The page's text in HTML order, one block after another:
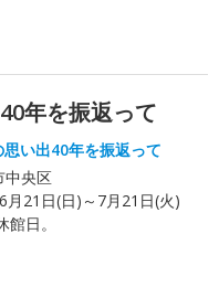
年を振返って
い出40年を振返って
中央区
月21日(日)～7月21日(火)
日。